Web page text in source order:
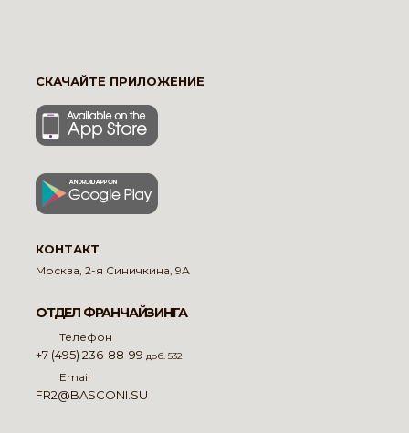
СКАЧАЙТЕ ПРИЛОЖЕНИЕ
КОНТАКТ
Москва, 2-я Синичкина, 9А
ОТДЕЛ ФРАНЧАЙЗИНГА
Телефон
+7 (495) 236-88-99 доб. 532
Email
FR2@BASCONI.SU